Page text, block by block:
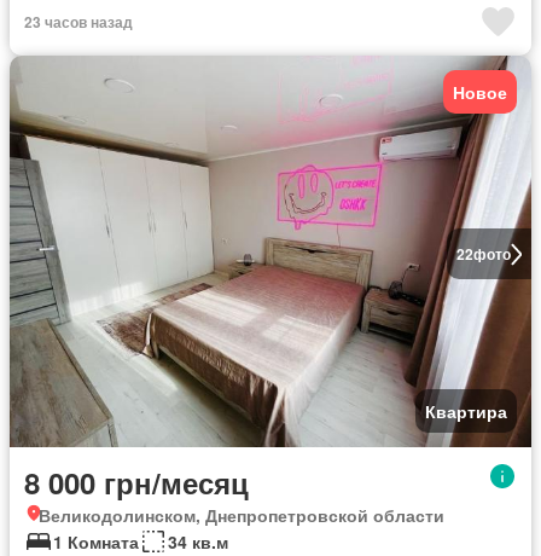
23 часов назад
22фото
Новое
Квартира
8 000 грн/месяц
Великодолинском, Днепропетровской области
1 Комната
34 кв.м